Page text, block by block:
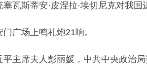
瓦斯蒂安·皮涅拉·埃切尼克对我国
场上鸣礼炮21响。
席夫人彭丽媛，中共中央政治局